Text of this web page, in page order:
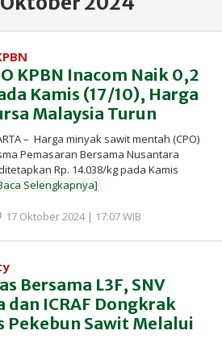
KPBN Inacom Naik 0,2
Kamis (17/10), Harga
Malaysia Turun
– Harga minyak sawit mentah (CPO)
Pemasaran Bersama Nusantara
Rp. 14.038/kg pada Kamis
Selengkapnya]
17 Oktober 2024 | 17:07 WIB
InfoSAWIT
Bersama L3F, SNV
dan ICRAF Dongkrak
Pekebun Sawit Melalui